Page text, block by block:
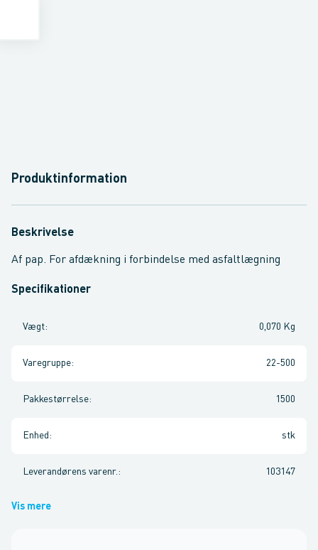
Produktinformation
Beskrivelse
Af pap. For afdækning i forbindelse med asfaltlægning
Specifikationer
Vægt: 0,070 Kg
Varegruppe: 22-500
Pakkestørrelse: 1500
Enhed : stk
Leverandørens varenr. : 103147
Vis mere